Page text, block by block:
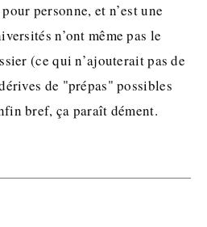
personne, et n’est une
n’ont même pas le
(ce qui n’ajouterait pas de
de "prépas" possibles
bref, ça paraît dément.